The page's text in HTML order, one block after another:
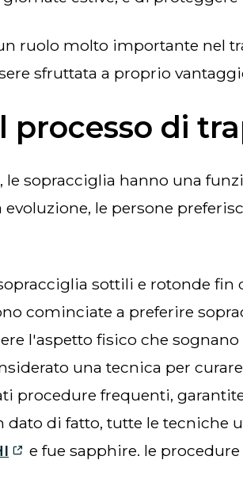
sfruttata a proprio
processo di
le persone
cominciate a preferire
l'aspetto fisico che
una tecnica per
procedure frequenti,
di fatto, tutte le tecniche
e fue sapphire. le